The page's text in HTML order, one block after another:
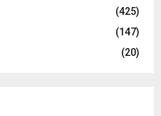
(425)
(147)
(20)